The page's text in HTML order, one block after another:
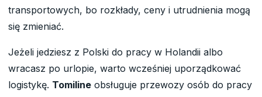
transportowych, bo rozkłady, ceny i utrudnienia mogą
się zmieniać.
Jeżeli jedziesz z Polski do pracy w Holandii albo
wracasz po urlopie, warto wcześniej uporządkować
logistykę. Tomiline obsługuje przewozy osób do pracy